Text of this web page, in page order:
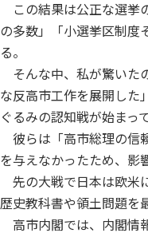
この結果は公正な選挙
の多数」「小選挙区制度
る。
そんな中、私が驚いた
な反高市工作を展開した
ぐるみの認知戦が始まっ
彼らは「高市総理の信
を与えなかったため、影
先の大戦で日本は欧米
歴史教科書や領土問題を
高市内閣では、内閣情